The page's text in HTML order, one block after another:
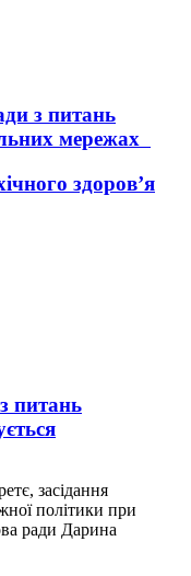
з питань
мережах
здоров’я
питань
засідання
політики при
ради Дарина